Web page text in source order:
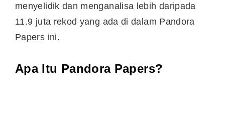
menyelidik dan menganalisa lebih daripada
11.9 juta rekod yang ada di dalam Pandora
Papers ini.
Apa Itu Pandora Papers?